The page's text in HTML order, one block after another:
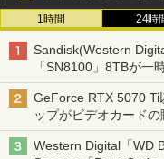
1時間 24時
Sandisk(Western
「SN8100」8TBが
GeForce RTX 5070 Ti
ップがビデオカード
る AKIBA PC Hotline!
26年8月3日
Western Digital「WD